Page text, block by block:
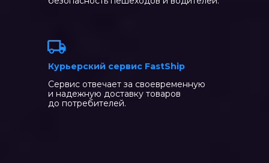
Курьерский сервис FastShip
Сервис отвечает за своевременную
и надежную доставку товаров
до потребителей.